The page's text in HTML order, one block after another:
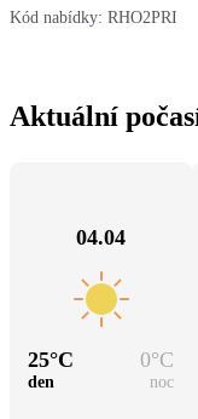
Kód nabídky: RHO2PRI
Aktuální
04.04
25°C 0°C
den noc